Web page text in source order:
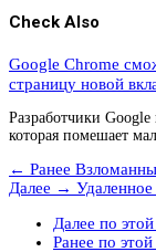
Check Also
Google Chrome
страницу новой
Разработчики
которая помешает
← Ранее
Далее →
Далее по
Ранее по